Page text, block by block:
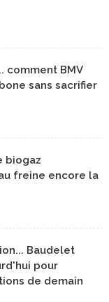
comment BMV
sans sacrifier
biogaz
freine encore la
Baudelet
pour
de demain